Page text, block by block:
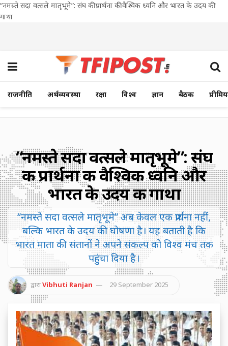
“नमस्ते सदा वत्सले मातृभूमे”: संघ की प्रार्थना की वैश्विक ध्वनि और भारत के उदय की
गाथा
राजनीति अर्थव्यवस्था रक्षा विश्व ज्ञान बैठक
“नमस्ते सदा वत्सले मातृभूमे”: संघ
की प्रार्थना की वैश्विक ध्वनि और
भारत के उदय की गाथा
“नमस्ते सदा वत्सले मातृभूमे” अब केवल एक प्रार्थना नहीं,
बल्कि भारत के उदय की घोषणा है। यह बताती है कि
भारत माता की संतानों ने अपने संकल्प को विश्व मंच तक
पहुंचा दिया है।
द्वाराVibhuti Ranjan 29 September 2025